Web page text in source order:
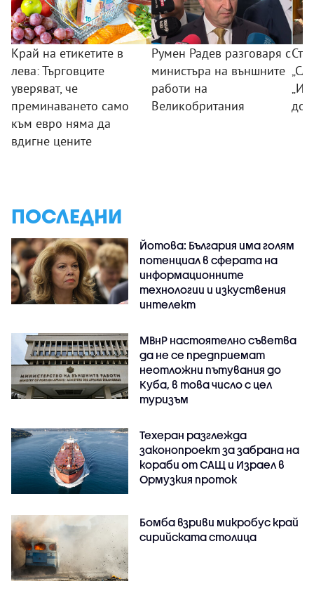
Край на етикетите в
лева: Търговците
уверяват, че
преминаването само
към евро няма да
вдигне цените
Румен Радев разговаря с
министъра на външните
работи на
Великобритания
ПОСЛЕДНИ
Йотова: България има голям
потенциал в сферата на
информационните
технологии и изкуствения
интелект
МВнР настоятелно съветва
да не се предприемат
неотложни пътувания до
Куба, в това число с цел
туризъм
Техеран разглежда
законопроект за забрана на
кораби от САЩ и Израел в
Ормузкия проток
Бомба взриви микробус край
сирийската столица